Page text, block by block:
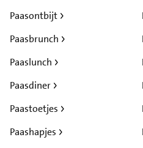
Paasontbijt
Paasbrunch
Paaslunch
Paasdiner
Paastoetjes
Paashapjes